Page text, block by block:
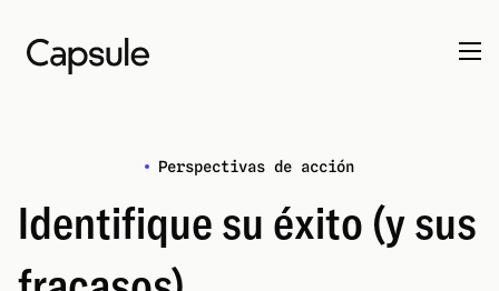
Perspectivas de acción
Identifique su éxito (y sus